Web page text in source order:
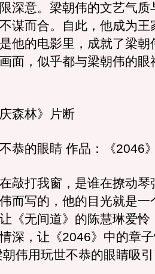
深意。梁朝伟的文艺气质
谋而合。自此，他成为王
他的电影里，成就了梁朝
面，似乎都与梁朝伟的眼
林》片断
的眼睛 作品：《2046
打我窗，是谁在撩动琴
而写的，他的目光就是一
《无间道》的陈慧琳爱怜
深，让《2046》中的章
伟用玩世不恭的眼睛吸